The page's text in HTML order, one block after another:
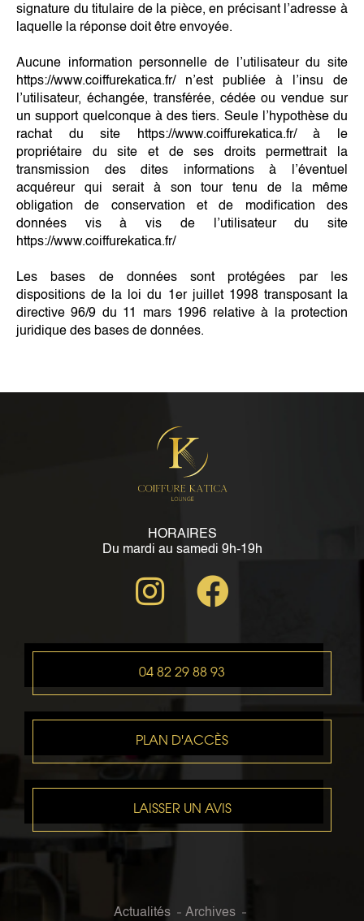
signature du titulaire de la pièce, en précisant l’adresse à
laquelle la réponse doit être envoyée.
Aucune information personnelle de l’utilisateur du site
https://www.coiffurekatica.fr/ n’est publiée à l’insu de
l’utilisateur, échangée, transférée, cédée ou vendue sur
un support quelconque à des tiers. Seule l’hypothèse du
rachat du site https://www.coiffurekatica.fr/ à le
propriétaire du site et de ses droits permettrait la
transmission des dites informations à l’éventuel
acquéreur qui serait à son tour tenu de la même
obligation de conservation et de modification des
données vis à vis de l’utilisateur du site
https://www.coiffurekatica.fr/
Les bases de données sont protégées par les
dispositions de la loi du 1er juillet 1998 transposant la
directive 96/9 du 11 mars 1996 relative à la protection
juridique des bases de données.
HORAIRES
Du mardi au samedi 9h-19h
04 82 29 88 93
PLAN D'ACCÈS
LAISSER UN AVIS
Actualités Archives